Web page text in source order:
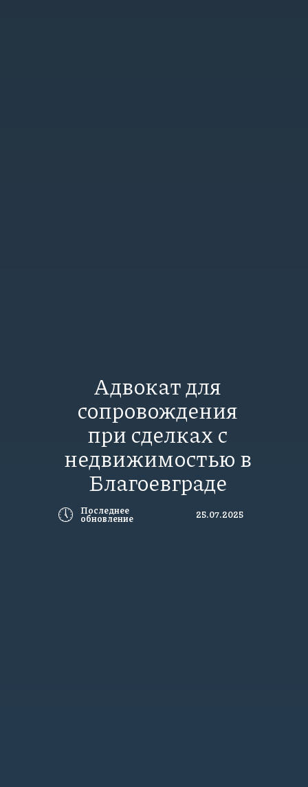
Адвокат для
сопровождения
при сделках с
недвижимостью в
Благоевграде
🕔 Последнее
обновление 25.07.2025